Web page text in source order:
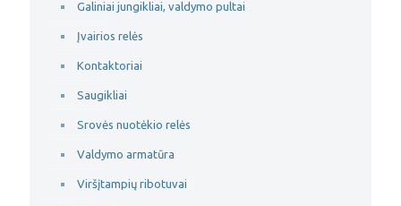
Galiniai jungikliai, valdymo pultai
Įvairios relės
Kontaktoriai
Saugikliai
Srovės nuotėkio relės
Valdymo armatūra
Viršįtampių ribotuvai